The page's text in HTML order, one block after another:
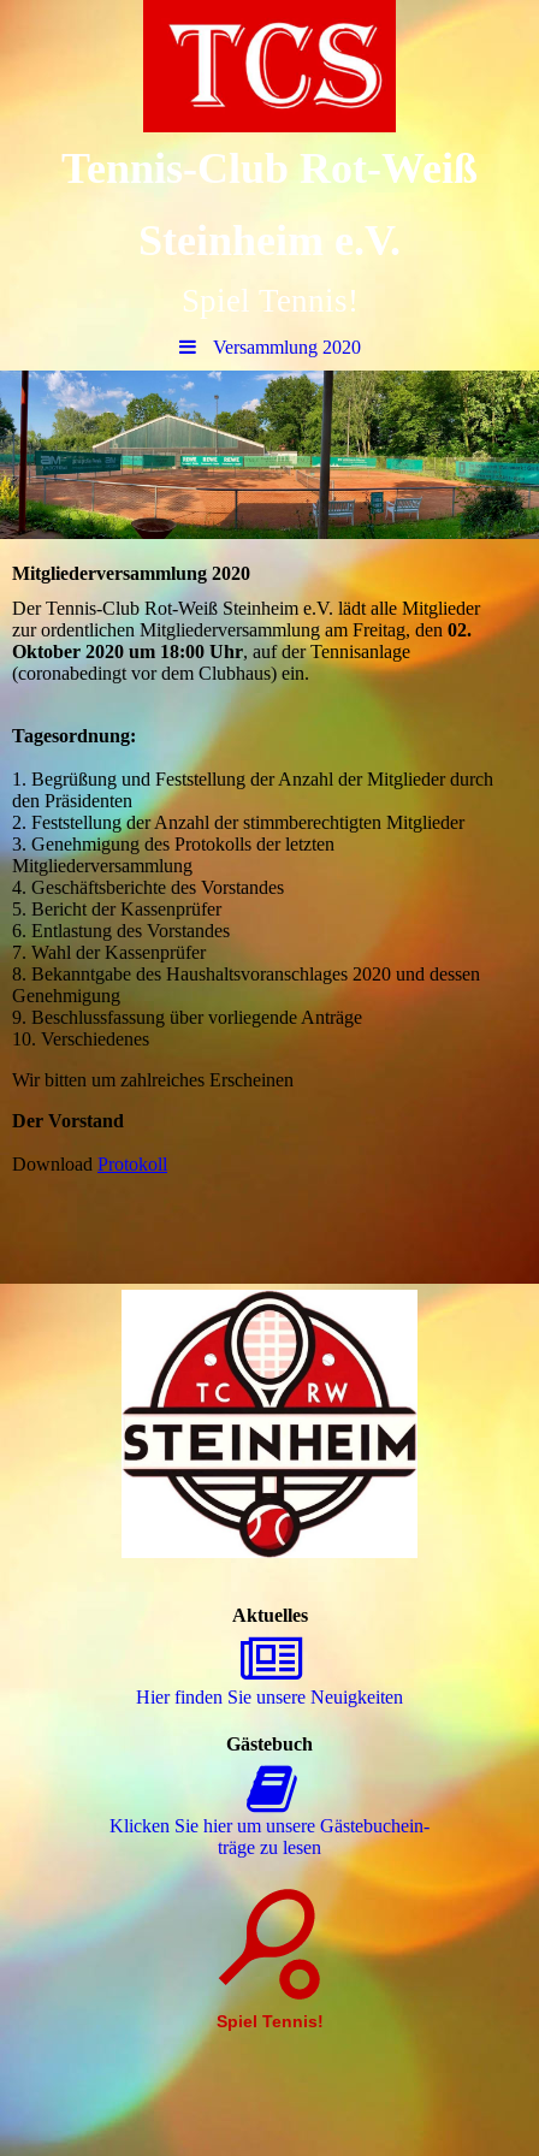
Tennis-Club Rot-Weiß
Steinheim e.V.
Spiel Tennis!
Versammlung 2020
Mitgliederversammlung 2020
Der Tennis-Club Rot-Weiß Steinheim e.V. lädt alle Mitglieder
zur ordentlichen Mitgliederversammlung am Freitag, den 02.
Oktober 2020 um 18:00 Uhr, auf der Tennisanlage
(coronabedingt vor dem Clubhaus) ein.
Tagesordnung:
1. Begrüßung und Feststellung der Anzahl der Mitglieder durch
den Präsidenten
2. Feststellung der Anzahl der stimmberechtigten Mitglieder
3. Genehmigung des Protokolls der letzten
Mitgliederversammlung
4. Geschäftsberichte des Vorstandes
5. Bericht der Kassenprüfer
6. Entlastung des Vorstandes
7. Wahl der Kassenprüfer
8. Bekanntgabe des Haushaltsvoranschlages 2020 und dessen
Genehmigung
9. Beschlussfassung über vorliegende Anträge
10. Verschiedenes
Wir bitten um zahlreiches Erscheinen
Der Vorstand
Download Protokoll
Aktuelles
Hier finden Sie unsere Neuigkeiten
Gästebuch
Klicken Sie hier um unsere Gäs­te­buch­ein­
trä­ge zu lesen
Spiel Tennis!